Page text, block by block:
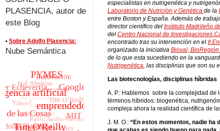
especialistas en nutrigenética y
Laboratorio de Nutrición y Genética de la
entre Boston y España. Además de
director científico del Instituto Madrileño
del Centro Nacional de Investigaciones
encontrado tras su intervención en el II
organizado la iniciativa Bioval,
de lo que esta sucediendo en la
Nutrigenética, las disciplinas que son su
Las biotecnologías, disciplinas híbridas
A. P.: Hablemos sobre la complejidad de
términos híbridos: biogenética,
compleja ahora la realidad científica de
J. M. O.: “En estos momentos, nadie ha
PLASENCIA, autor de
este Blog
• Sobre Adolfo Plasencia:
Nube Semántica